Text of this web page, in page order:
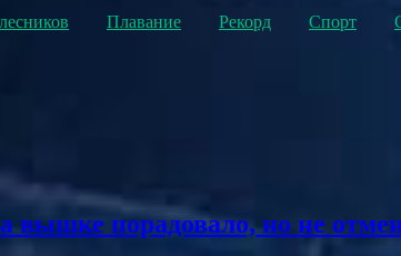
Плавание Рекорд Спорт
вышке порадовало, но не